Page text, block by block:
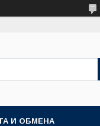
И ОБМЕНА